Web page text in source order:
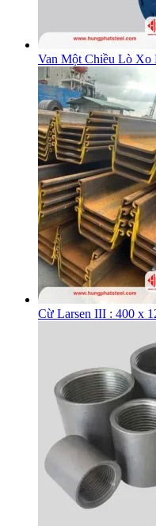
Van Một Chiều Lò Xo
Cừ Larsen III : 400 x